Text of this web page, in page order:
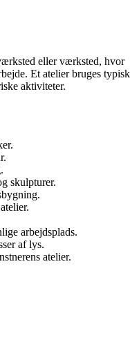
eller værksted, hvor
Et atelier bruges typisk
aktiviteter.
skulpturer.
arbejdsplads.
af lys.
atelier.